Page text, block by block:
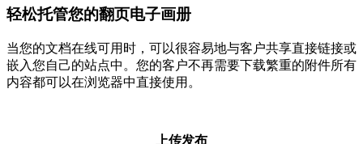
轻松托管您的翻页电子画册
当您的文档在线可用时，可以很容易地与客户共享直接链接或
嵌入您自己的站点中。您的客户不再需要下载繁重的附件所有
内容都可以在浏览器中直接使用。
上传发布